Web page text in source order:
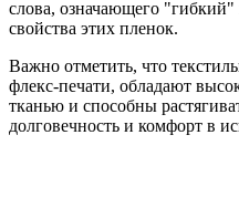
слова, означающего
свойства этих пленок.
Важно отметить, что
флекс-печати, обладают
тканью и способны
долговечность и комфорт в